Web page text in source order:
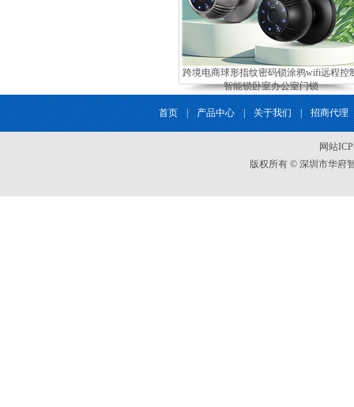
跨境电商球形指纹密码锁涂鸦wifi远程控
智能锁卧室办公室门锁
首页 | 产品中心 | 关于我们 | 招商代理
网站
版权所有 © 深圳市华府